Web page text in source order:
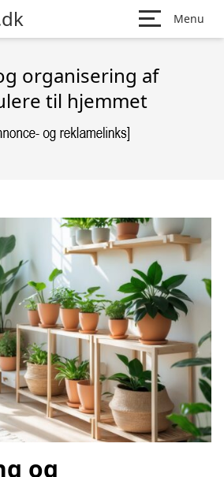
Menu
organisering af
til hjemmet
og